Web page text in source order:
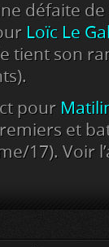
défaite
Loïc Le
tient son
pour
et
17). Voir